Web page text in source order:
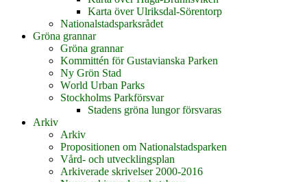
Karta över Ulriksdal-Sörentorp
Nationalstadsparksrådet
Gröna grannar
Gröna grannar
Kommittén för Gustavianska Parken
Ny Grön Stad
World Urban Parks
Stockholms Parkförsvar
Stadens gröna lungor försvaras
Arkiv
Arkiv
Propositionen om Nationalstadsparken
Vård- och utvecklingsplan
Arkiverade skrivelser 2000-2016